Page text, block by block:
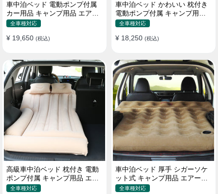
車中泊ベッド 電動ポンプ付属
カー用品 キャンプ用品 エアー
ベッド SUV車 普通車適用
全車種対応
¥ 19,650 (税込)
車中泊ベッド かわいい 枕付き
電動ポンプ付属 キャンプ用品
全車種対応
¥ 18,250 (税込)
高級車中泊ベッド 枕付き 電動
ポンプ付属 キャンプ用品 エア
ーベッド 普通車 SUV
全車種対応
車中泊ベッド 厚手 シガーソケ
ット式 キャンプ用品 エアーベ
ッド 収納袋付き 普通車 SUV適
全車種対応